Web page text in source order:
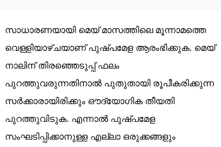
സാധാരണയായി മെയ് മാസത്തിലെ മൂന്നാമത്തെ
വെള്ളിയാഴ്ചയാണ് പുഷ്പമേള ആരംഭിക്കുക. മെയ്
നാലിന് തിരഞ്ഞെടുപ്പ് ഫലം
പുറത്തുവരുന്നതിനാൽ പുതുതായി രൂപീകരിക്കുന്ന
സർക്കാരായിരിക്കും ഔദ്യോ​ഗിക തീയതി
പുറത്തുവിടുക. എന്നാൽ പുഷ്പമേള
സംഘടിപ്പിക്കാനുള്ള എല്ലാ ഒരുക്കങ്ങളും